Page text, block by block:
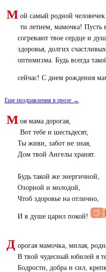
М ой самый родной
ти летием, мамочка! Пусть
согревают твое сердце и
здоровья, долгих
оптимизма. Будь всегда
сейчас! С днем рождения
Еще поздравления в прозе →
М оя мама дорогая,
Вот тебе и шестьдесят,
Ты живи, забот не зная,
Дом твой Ангелы хранят.
Будь такой же энергичной,
Озорной и молодой,
Чтоб здоровье на отлично,
И в душе царил покой!
Д орогая мамочка, милая,
В твой чудесный юбилей я
Бодрости, добра и сил,